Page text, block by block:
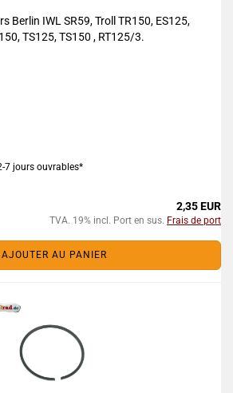
Berlin IWL SR59, Troll TR150, ES125,
TS125, TS150 , RT125/3.
7 jours ouvrables*
2,35 EUR
TVA. 19% incl. Port en sus. Frais de port
AJOUTER AU PANIER